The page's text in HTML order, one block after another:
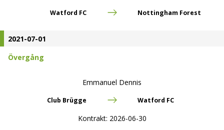
Watford FC Nottingham Forest
2021-07-01
Övergång
Emmanuel Dennis
Club Brügge Watford FC
Kontrakt: 2026-06-30